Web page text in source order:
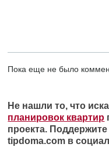
Пока еще не было
Не нашли то, что
планировок квартир
проекта. Поддержите
tipdoma.com в